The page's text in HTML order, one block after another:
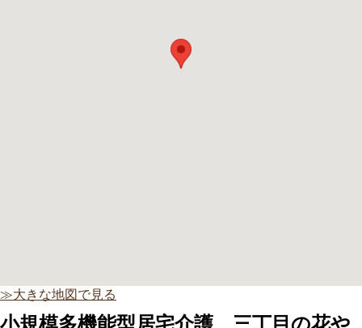
≫大きな地図で見る
小規模多機能型居宅介護 三丁目の花や